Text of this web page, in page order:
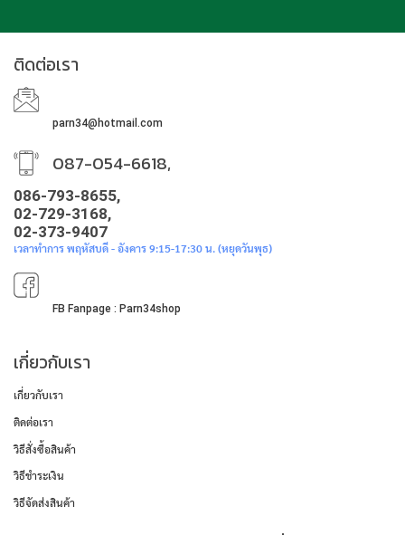
ติดต่อเรา
parn34@hotmail.com
087-054-6618,
086-793-8655,
02-729-3168,
02-373-9407
เวลาทำการ พฤหัสบดี - อังคาร 9:15-17:30 น. (หยุดวันพุธ)
FB Fanpage : Parn34shop
เกี่ยวกับเรา
เกี่ยวกับเรา
ติดต่อเรา
วิธีสั่งซื้อสินค้า
วิธีชำระเงิน
วิธีจัดส่งสินค้า